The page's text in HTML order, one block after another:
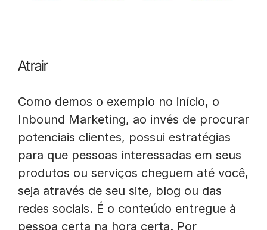
Atrair
Como demos o exemplo no início, o
Inbound Marketing, ao invés de procurar
potenciais clientes, possui estratégias
para que pessoas interessadas em seus
produtos ou serviços cheguem até você,
seja através de seu site, blog ou das
redes sociais. É o conteúdo entregue à
pessoa certa na hora certa. Por